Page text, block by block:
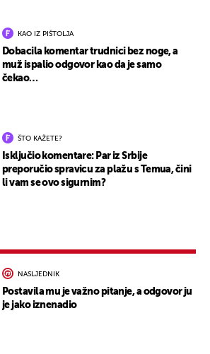
KAO IZ PIŠTOLJA
Dobacila komentar trudnici bez noge, a
muž ispalio odgovor kao da je samo
čekao…
ŠTO KAŽETE?
Isključio komentare: Par iz Srbije
preporučio spravicu za plažu s Temua, čini
li vam se ovo sigurnim?
NASLJEDNIK
Postavila mu je važno pitanje, a odgovor ju
je jako iznenadio